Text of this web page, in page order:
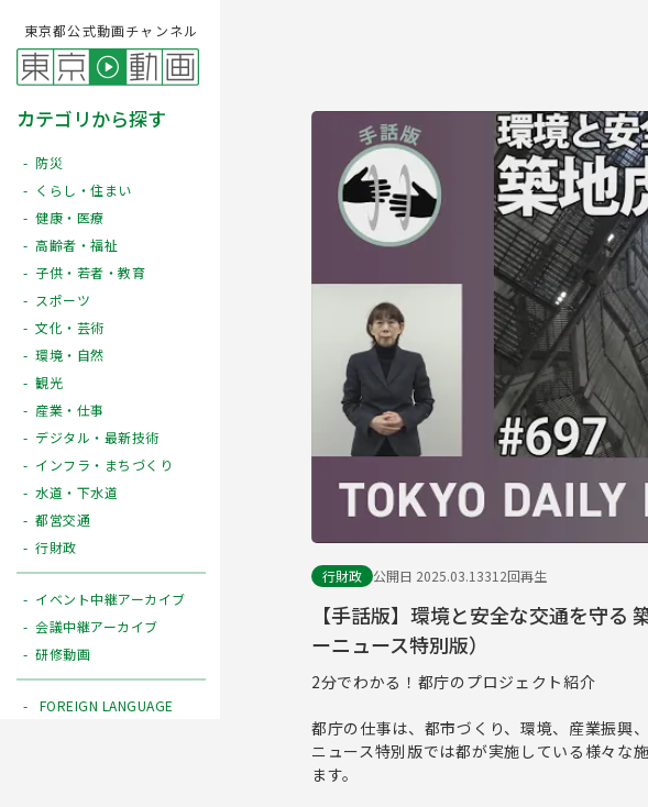
東京都公式動画チャンネル
カテゴリから探す
防災
くらし・住まい
健康・医療
高齢者・福祉
子供・若者・教育
スポーツ
文化・芸術
環境・自然
観光
産業・仕事
デジタル・最新技術
インフラ・まちづくり
水道・下水道
都営交通
行財政
イベント中継アーカイブ
会議中継アーカイブ
研修動画
FOREIGN LANGUAGE
行財政 公開日 2025.03.13312回再生
【手話版】環境と安全な交通を守る
ーニュース特別版）
2分でわかる！都庁のプロジェクト紹介
都庁の仕事は、都市づくり、環境、産業振興
ニュース特別版では都が実施している様々な
ます。